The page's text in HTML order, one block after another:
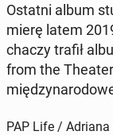
Ostatni album
mie­rę latem
cha­czy trafił
from the
PAP Life /